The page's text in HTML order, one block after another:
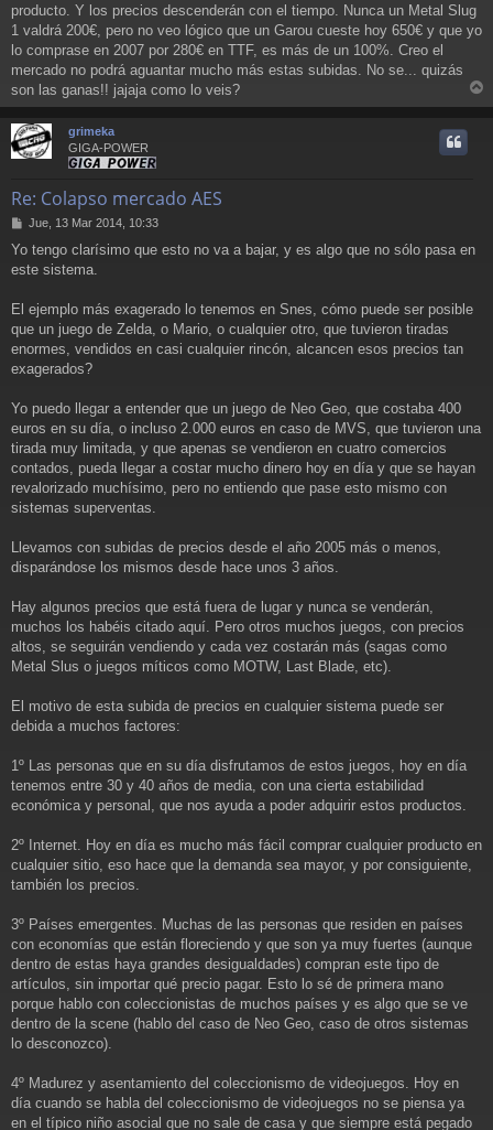
producto. Y los precios descenderán con el tiempo. Nunca un Metal Slug
1 valdrá 200€, pero no veo lógico que un Garou cueste hoy 650€ y que yo
lo comprase en 2007 por 280€ en TTF, es más de un 100%. Creo el
mercado no podrá aguantar mucho más estas subidas. No se... quizás
son las ganas!! jajaja como lo veis?
r
grimeka
GIGA-POWER
Re: Colapso mercado AES
M
n
s
Jue, 13 Mar 2014, 10:33
Yo tengo clarísimo que esto no va a bajar, y es algo que no sólo pasa en
este sistema.
El ejemplo más exagerado lo tenemos en Snes, cómo puede ser posible
que un juego de Zelda, o Mario, o cualquier otro, que tuvieron tiradas
enormes, vendidos en casi cualquier rincón, alcancen esos precios tan
exagerados?
Yo puedo llegar a entender que un juego de Neo Geo, que costaba 400
euros en su día, o incluso 2.000 euros en caso de MVS, que tuvieron una
tirada muy limitada, y que apenas se vendieron en cuatro comercios
contados, pueda llegar a costar mucho dinero hoy en día y que se hayan
revalorizado muchísimo, pero no entiendo que pase esto mismo con
sistemas superventas.
Llevamos con subidas de precios desde el año 2005 más o menos,
disparándose los mismos desde hace unos 3 años.
Hay algunos precios que está fuera de lugar y nunca se venderán,
muchos los habéis citado aquí. Pero otros muchos juegos, con precios
altos, se seguirán vendiendo y cada vez costarán más (sagas como
Metal Slus o juegos míticos como MOTW, Last Blade, etc).
El motivo de esta subida de precios en cualquier sistema puede ser
debida a muchos factores:
1º Las personas que en su día disfrutamos de estos juegos, hoy en día
tenemos entre 30 y 40 años de media, con una cierta estabilidad
económica y personal, que nos ayuda a poder adquirir estos productos.
2º Internet. Hoy en día es mucho más fácil comprar cualquier producto en
cualquier sitio, eso hace que la demanda sea mayor, y por consiguiente,
también los precios.
3º Países emergentes. Muchas de las personas que residen en países
con economías que están floreciendo y que son ya muy fuertes (aunque
dentro de estas haya grandes desigualdades) compran este tipo de
artículos, sin importar qué precio pagar. Esto lo sé de primera mano
porque hablo con coleccionistas de muchos países y es algo que se ve
dentro de la scene (hablo del caso de Neo Geo, caso de otros sistemas
lo desconozco).
4º Madurez y asentamiento del coleccionismo de videojuegos. Hoy en
día cuando se habla del coleccionismo de videojuegos no se piensa ya
en el típico niño asocial que no sale de casa y que siempre está pegado